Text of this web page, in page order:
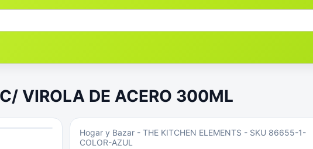
VIROLA DE ACERO 300ML
Hogar y Bazar- THE KITCHEN ELEMENTS - SKU 86655-1-
COLOR-AZUL